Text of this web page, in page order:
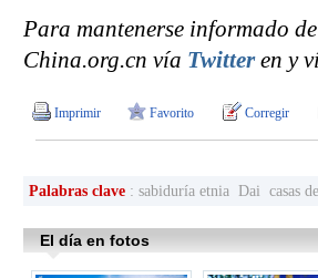
Para mantenerse informado
China.org.cn vía Twitteren y
Imprimir Favorito Corregir
Palabras clave: sabiduría etnia Dai casas